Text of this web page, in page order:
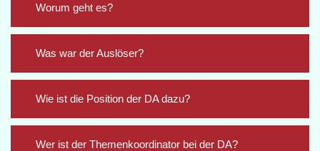
Worum geht es?
Was war der Auslöser?
Wie ist die Position der DA dazu?
Wer ist der Themenkoordinator bei der DA?